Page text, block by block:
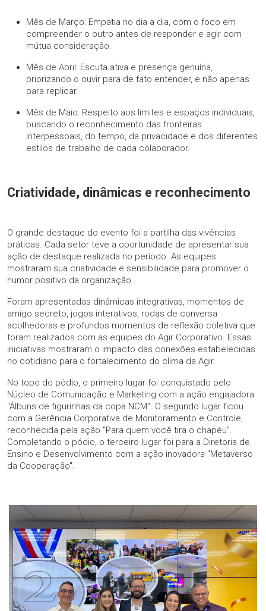
Mês de Março: Empatia no dia a dia, com o foco em
compreender o outro antes de responder e agir com
mútua consideração.
Mês de Abril: Escuta ativa e presença genuína,
priorizando o ouvir para de fato entender, e não apenas
para replicar.
Mês de Maio: Respeito aos limites e espaços individuais,
buscando o reconhecimento das fronteiras
interpessoais, do tempo, da privacidade e dos diferentes
estilos de trabalho de cada colaborador.
Criatividade, dinâmicas e reconhecimento
O grande destaque do evento foi a partilha das vivências
práticas. Cada setor teve a oportunidade de apresentar sua
ação de destaque realizada no período. As equipes
mostraram sua criatividade e sensibilidade para promover o
humor positivo da organização.
Foram apresentadas dinâmicas integrativas, momentos de
amigo secreto, jogos interativos, rodas de conversa
acolhedoras e profundos momentos de reflexão coletiva que
foram realizados com as equipes do Agir Corporativo. Essas
iniciativas mostraram o impacto das conexões estabelecidas
no cotidiano para o fortalecimento do clima da Agir.
No topo do pódio, o primeiro lugar foi conquistado pelo
Núcleo de Comunicação e Marketing com a ação engajadora
"Álbuns de figurinhas da copa NCM". O segundo lugar ficou
com a Gerência Corporativa de Monitoramento e Controle,
reconhecida pela ação "Para quem você tira o chapéu".
Completando o pódio, o terceiro lugar foi para a Diretoria de
Ensino e Desenvolvimento com a ação inovadora "Metaverso
da Cooperação".